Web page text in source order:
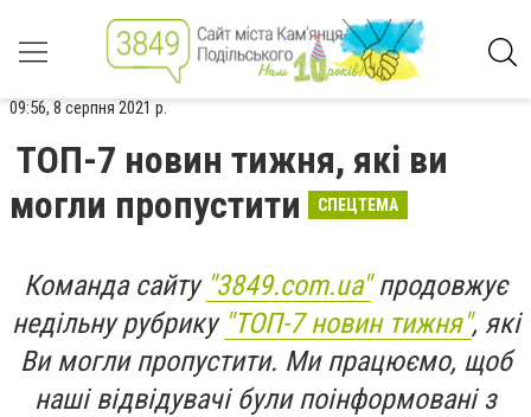
09:56, 8 серпня 2021 р.
ТОП-7 новин тижня, які ви
могли пропустити
СПЕЦТЕМА
Команда сайту "3849.com.ua"продовжує
недільну рубрику "ТОП-7 новин тижня", які
Ви могли пропустити. Ми працюємо, щоб
наші відвідувачі були поінформовані з